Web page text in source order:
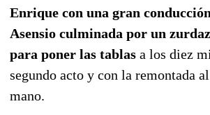
Enrique con una gran
Asensio culminada por un
para poner las tablas a los diez
segundo acto y con la remontada
mano.